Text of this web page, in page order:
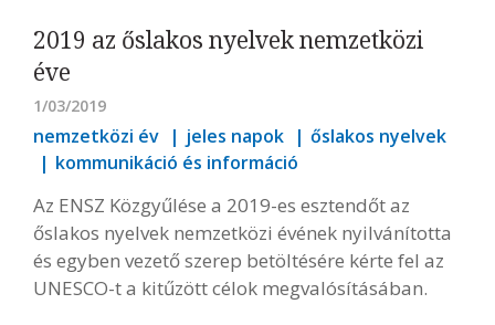
2019 az őslakos nyelvek nemzetközi
éve
1/03/2019
nemzetközi év jeles napok
őslakos nyelvek
kommunikáció és információ
Az ENSZ Közgyűlése a 2019-es esztendőt az
őslakos nyelvek nemzetközi évének nyilvánította
és egyben vezető szerep betöltésére kérte fel az
UNESCO-t a kitűzött célok megvalósításában.